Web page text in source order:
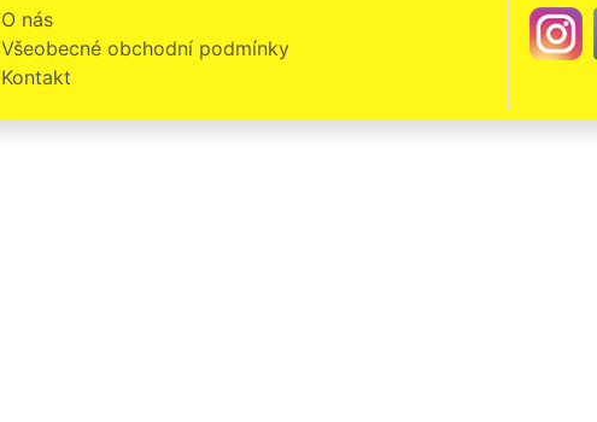
Touto cestou internetové recenze by jsem chtěl poděkovat společnosti EXTRA
restaurace v Hruškách. Od prvotního kontaktu s touto společností bylo poznat, že se
firmy rozhodně doporučujeme.
O nás
Všeobecné obchodní podmínky
Kontakt